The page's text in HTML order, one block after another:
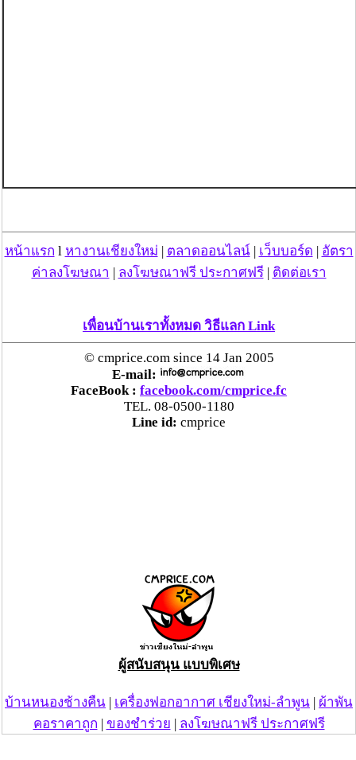
หน้าแรก l หางานเชียงใหม่ | ตลาดออนไลน์| เว็บบอร์ด | อัตรา
ค่าลงโฆษณา | ลงโฆษณาฟรี ประกาศฟรี| ติดต่อเรา
เพื่อนบ้านเราทั้งหมด วิธีแลก Link
© cmprice.com since 14 Jan 2005
E-mail:
FaceBook : facebook.com/cmprice.fc
TEL. 08-0500-1180
Line id: cmprice
ผู้สนับสนุน แบบพิเศษ
บ้านหนองช้างคืน | เครื่องฟอกอากาศ เชียงใหม่-ลำพูน | ผ้าพัน
คอราคาถูก | ของชำร่วย | ลงโฆษณาฟรี ประกาศฟรี